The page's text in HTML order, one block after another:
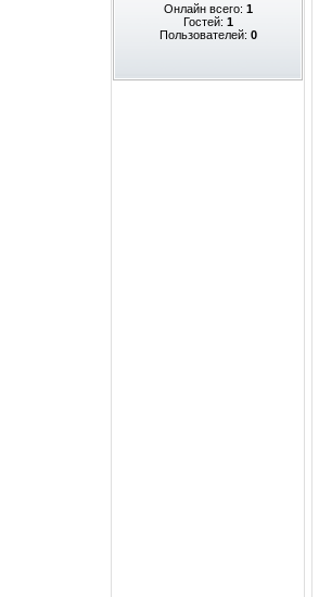
Онлайн всего: 1
Гостей: 1
Пользователей: 0